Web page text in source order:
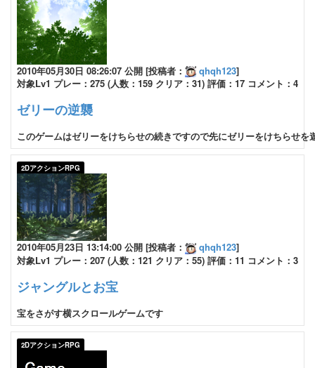
2010年05月30日 08:26:07 公開 [投稿者： qhqh123]
対象Lv1 プレー：275 (人数：159 クリア：31) 評価：17 コメント：4
ゼリーの逆襲
このゲームはゼリーをけちらせの続きですので先にゼリーをけちらせを
2DアクションRPG
2010年05月23日 13:14:00 公開 [投稿者： qhqh123]
対象Lv1 プレー：207 (人数：121 クリア：55) 評価：11 コメント：3
ジャングルとお宝
宝をさがす横スクロールゲームです
2DアクションRPG